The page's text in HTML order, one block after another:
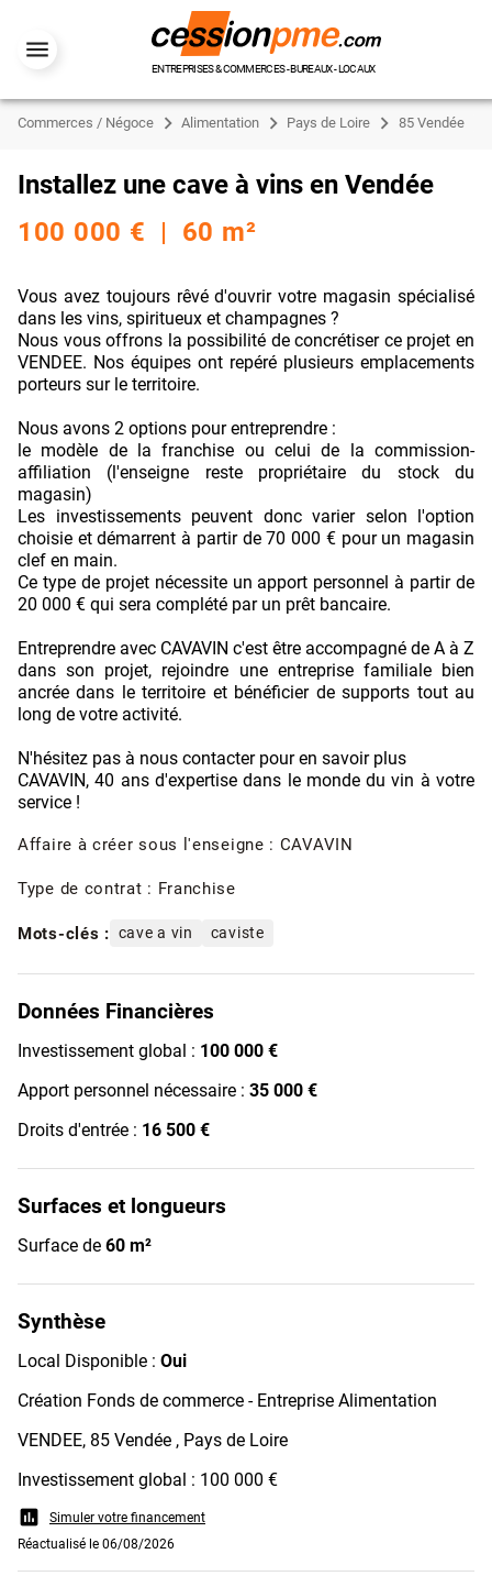
ENTREPRISES & COMMERCES - BUREAUX - LOCAUX
Commerces / Négoce Alimentation Pays de Loire 85 Vendée
Installez une cave à vins en Vendée
100 000 € | 60 m²
Vous avez toujours rêvé d'ouvrir votre magasin spécialisé
dans les vins, spiritueux et champagnes ?
Nous vous offrons la possibilité de concrétiser ce projet en
VENDEE. Nos équipes ont repéré plusieurs emplacements
porteurs sur le territoire.
Nous avons 2 options pour entreprendre :
le modèle de la franchise ou celui de la commission-
affiliation (l'enseigne reste propriétaire du stock du
magasin)
Les investissements peuvent donc varier selon l'option
choisie et démarrent à partir de 70 000 € pour un magasin
clef en main.
Ce type de projet nécessite un apport personnel à partir de
20 000 € qui sera complété par un prêt bancaire.
Entreprendre avec CAVAVIN c'est être accompagné de A à Z
dans son projet, rejoindre une entreprise familiale bien
ancrée dans le territoire et bénéficier de supports tout au
long de votre activité.
N'hésitez pas à nous contacter pour en savoir plus
CAVAVIN, 40 ans d'expertise dans le monde du vin à votre
service !
Affaire à créer sous l'enseigne : CAVAVIN
Type de contrat : Franchise
Mots-clés : cave a vin caviste
Données Financières
Investissement global : 100 000 €
Apport personnel nécessaire : 35 000 €
Droits d'entrée : 16 500 €
Surfaces et longueurs
Surface de 60 m²
Synthèse
Local Disponible : Oui
Création Fonds de commerce - Entreprise Alimentation
VENDEE, 85 Vendée , Pays de Loire
Investissement global : 100 000 €
assessment
Simuler votre financement
Réactualisé le 06/08/2026